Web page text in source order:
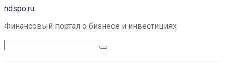
Перейти
контенту
ndspo.ru
Финансовый портал о бизнесе и инвестициях
Поиск: